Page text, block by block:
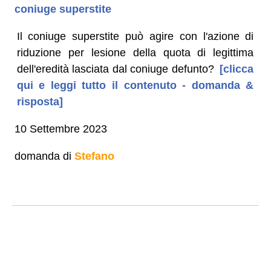
coniuge superstite
Il coniuge superstite può agire con l'azione di
riduzione per lesione della quota di legittima
dell'eredità lasciata dal coniuge defunto? [clicca
qui e leggi tutto il contenuto - domanda &
risposta]
10 Settembre 2023
domanda di Stefano